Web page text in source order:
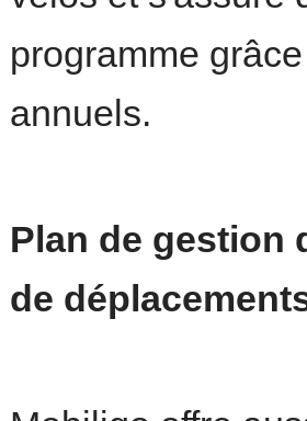
programme
annuels.
Plan de gestion
de